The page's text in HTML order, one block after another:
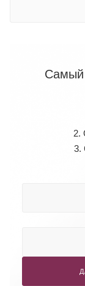
Самый
2.
3.